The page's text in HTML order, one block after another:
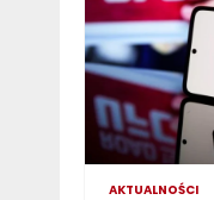
AKTUALNOŚCI